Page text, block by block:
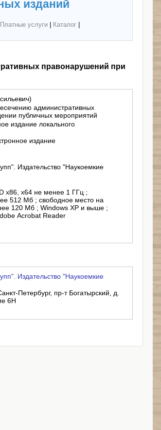
изданий
Платные услуги| Каталог|
правонарушений при
административных
публичных мероприятий
издание локального
издание
Издательство "Наукоемкие
х86, х64 не менее 1 ГГц ;
512 Мб ; свободное место на
120 Мб ; Windows XP и выше ;
Acrobat Reader
Издательство "Наукоемкие
Петербург, пр-т Богатырский, д.
6Н